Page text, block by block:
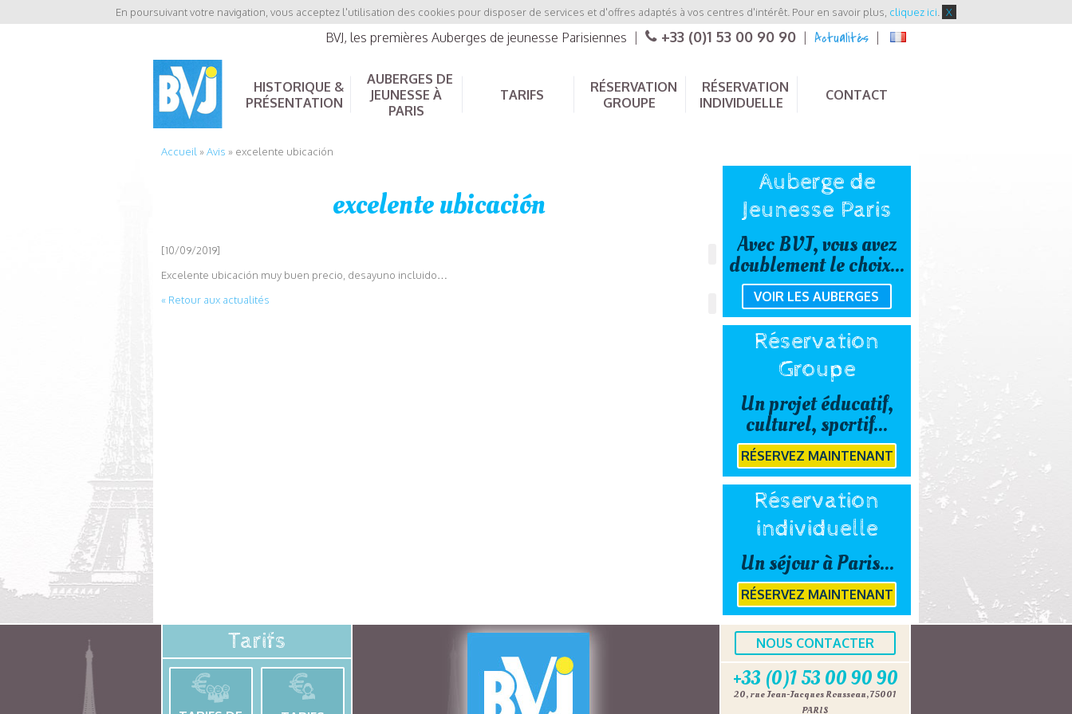
En poursuivant votre navigation, vous acceptez l'utilisation des cookies pour disposer de services et d'offres adaptés à vos centres d'intérêt. Pour en savoir plus, cliquez ici X
BVJ, les premières Auberges de jeunesse Parisiennes +33 (0)1 53 00 90 90 Actualités
HISTORIQUE &
PRÉSENTATION
AUBERGES DE
JEUNESSE À
PARIS
TARIFS
RÉSERVATION
GROUPE
RÉSERVATION
INDIVIDUELLE
CONTACT
Accueil »Avis » excelente ubicación
excelente ubicación
[10/09/2019]
Excelente ubicación muy buen precio, desayuno incluido…
« Retour aux actualités
Auberge de
Jeunesse Paris
Avec BVJ, vous avez
doublement le choix...
VOIR LES AUBERGES
Réservation
Groupe
Un projet éducatif,
culturel, sportif...
RÉSERVEZ MAINTENANT
Réservation
individuelle
Un séjour à Paris...
RÉSERVEZ MAINTENANT
Tarifs NOUS CONTACTER
+33 (0)1 53 00 90 90
20, rue Jean-Jacques Rousseau, 75001
PARIS